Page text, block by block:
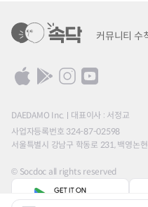
커뮤니티 수
DAEDAMO Inc.
대표이사 : 서정교
사업자등록번호 324-87-02598
서울특별시 강남구 학동로 231, 백영논
© Socdoc all rights reserved